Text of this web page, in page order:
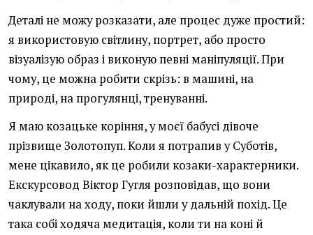
Деталі не можу розказати, але процес дуже простий:
я використовую світлину, портрет, або просто
візуалізую образ і виконую певні маніпуляції. При
чому, це можна робити скрізь: в машині, на
природі, на прогулянці, тренуванні.
Я маю козацьке коріння, у моєї бабусі дівоче
прізвище Золотопуп. Коли я потрапив у Суботів,
мене цікавило, як це робили козаки-характерники.
Екскурсовод Віктор Гугля розповідав, що вони
чаклували на ходу, поки йшли у дальній похід. Це
така собі ходяча медитація, коли ти на коні й